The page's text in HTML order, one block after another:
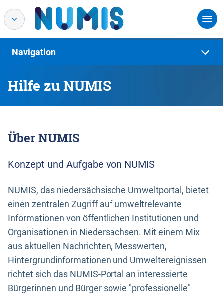
Hilfe zu NUMIS
Navigation
Über NUMIS
Konzept und Aufgabe von NUMIS
NUMIS, das niedersächsische Umweltportal, bietet
einen zentralen Zugriff auf umweltrelevante
Informationen von öffentlichen Institutionen und
Organisationen in Niedersachsen. Mit einem Mix
aus aktuellen Nachrichten, Messwerten,
Hintergrundinformationen und Umweltereignissen
richtet sich das NUMIS-Portal an interessierte
Bürgerinnen und Bürger sowie "professionelle"